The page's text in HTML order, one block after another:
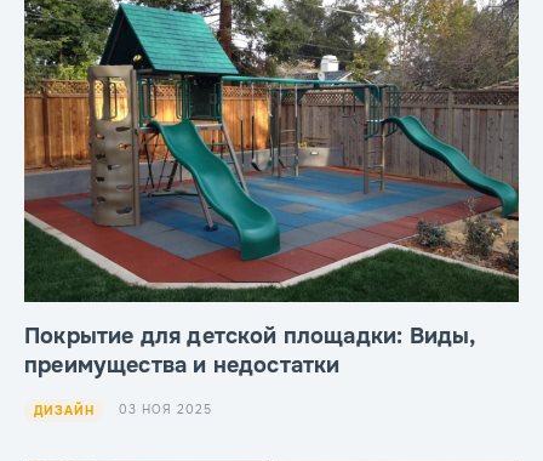
Покрытие для детской площадки: Виды,
преимущества и недостатки
ДИЗАЙН 03 НОЯ 2025